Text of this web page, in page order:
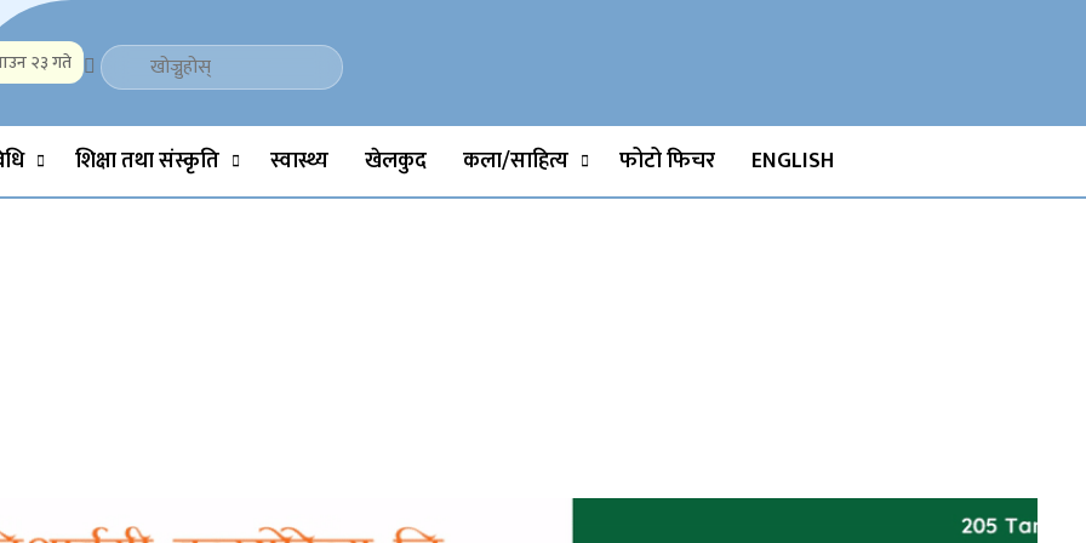
Science, Technology, Social, Media, Sports, Youth, Model Watch, Movies
२३ गते
शिक्षा तथा संस्कृति स्वास्थ्य खेलकुद कला/साहित्य फोटो फिचर ENGLISH